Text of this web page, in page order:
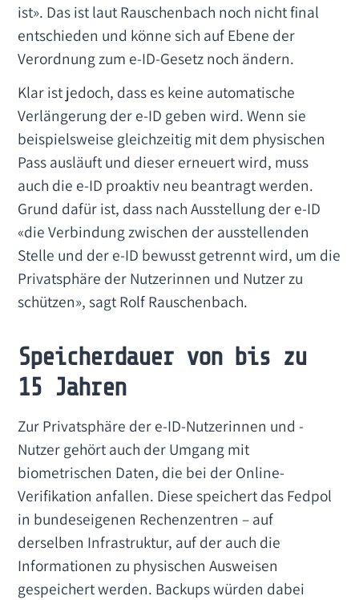
ist». Das ist laut Rauschenbach noch nicht final
entschieden und könne sich auf Ebene der
Verordnung zum e-ID-Gesetz noch ändern.
Klar ist jedoch, dass es keine automatische
Verlängerung der e-ID geben wird. Wenn sie
beispielsweise gleichzeitig mit dem physischen
Pass ausläuft und dieser erneuert wird, muss
auch die e-ID proaktiv neu beantragt werden.
Grund dafür ist, dass nach Ausstellung der e-ID
«die Verbindung zwischen der ausstellenden
Stelle und der e-ID bewusst getrennt wird, um die
Privatsphäre der Nutzerinnen und Nutzer zu
schützen», sagt Rolf Rauschenbach.
Speicherdauer von bis zu
15 Jahren
Zur Privatsphäre der e-ID-Nutzerinnen und -
Nutzer gehört auch der Umgang mit
biometrischen Daten, die bei der Online-
Verifikation anfallen. Diese speichert das Fedpol
in bundeseigenen Rechenzentren – auf
derselben Infrastruktur, auf der auch die
Informationen zu physischen Ausweisen
gespeichert werden. Backups würden dabei